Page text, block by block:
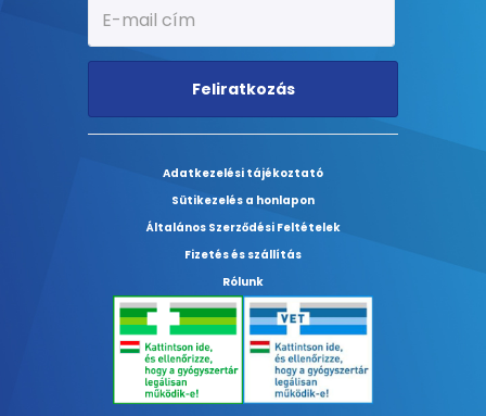
Feliratkozás
Adatkezelési tájékoztató
Sütikezelés a honlapon
Általános Szerződési Feltételek
Fizetés és szállítás
Rólunk